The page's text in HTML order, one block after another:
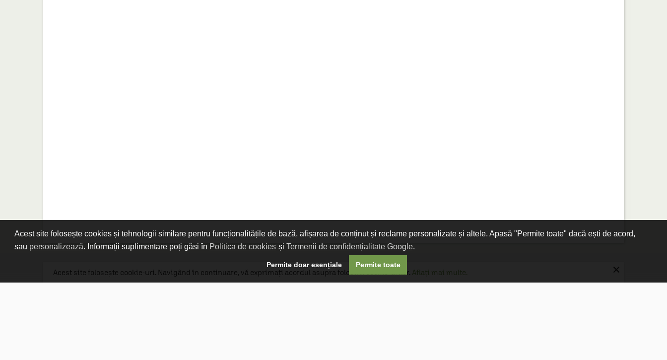
Acest site folosește cookies și tehnologii similare pentru funcționalitățile de bază, afișarea de conținut și reclame personalizate și altele. Apasă "Permite toate" dacă ești de acord,
sau personalizează. Informații suplimentare poți găsi în Politica de cookies și Termenii de confidențialitate Google.
Permite doar esențiale Permite toate
Linkuri utile  Livrare gratuită
Acest site folosește cookie-uri. Navigând în continuare, vă exprimați acordul asupra folosirii cookie-urilor. Aflați mai multe. ×